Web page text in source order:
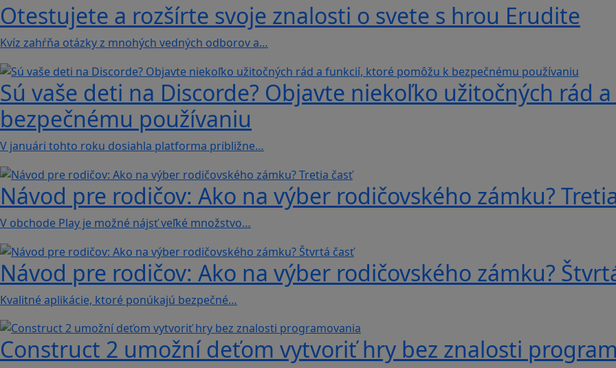
Otestujete a rozšírte svoje znalosti o svete s hrou Erudite
Kvíz zahŕňa otázky z mnohých vedných odborov a…
Sú vaše deti na Discorde? Objavte niekoľko užitočných rád
bezpečnému používaniu
V januári tohto roku dosiahla platforma približne…
Návod pre rodičov: Ako na výber rodičovského zámku?
V obchode Play je možné nájsť veľké množstvo…
Návod pre rodičov: Ako na výber rodičovského zámku?
Kvalitné aplikácie, ktoré ponúkajú bezpečné…
Construct 2 umožní deťom vytvoriť hry bez znalosti